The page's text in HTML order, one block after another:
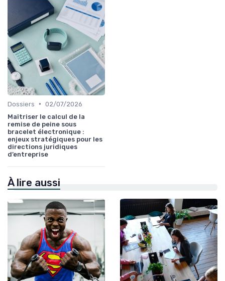
Dossiers • 02/07/2026
Maîtriser le calcul de la
remise de peine sous
bracelet électronique :
enjeux stratégiques pour les
directions juridiques
d’entreprise
À lire aussi